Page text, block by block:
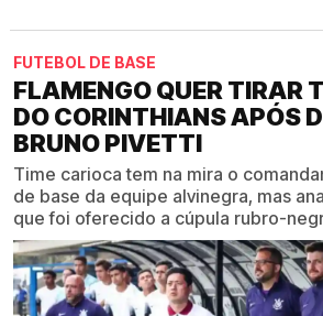
FUTEBOL DE BASE
FLAMENGO QUER TIRAR
DO CORINTHIANS APÓS
BRUNO PIVETTI
Time carioca tem na mira o
de base da equipe alvinegra, mas
que foi oferecido a cúpula rubro-